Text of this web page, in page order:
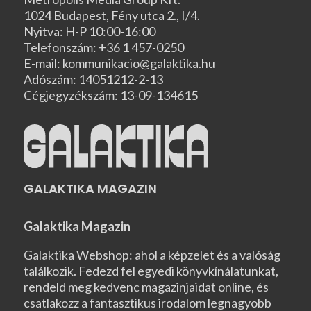
1024 Budapest, Fény utca 2., I/4.
Nyitva: H-P 10:00-16:00
Telefonszám: +36 1 457-0250
E-mail: kommunikacio@galaktika.hu
Adószám: 14051212-2-13
Cégjegyzékszám: 13-09-134615
GALAKTIKA MAGAZIN
Galaktika Magazin
Galaktika Webshop: ahol a képzelet és a valóság
találkozik. Fedezd fel egyedi könyvkínálatunkat,
rendeld meg kedvenc magazinjaidat online, és
csatlakozz a fantasztikus irodalom legnagyobb